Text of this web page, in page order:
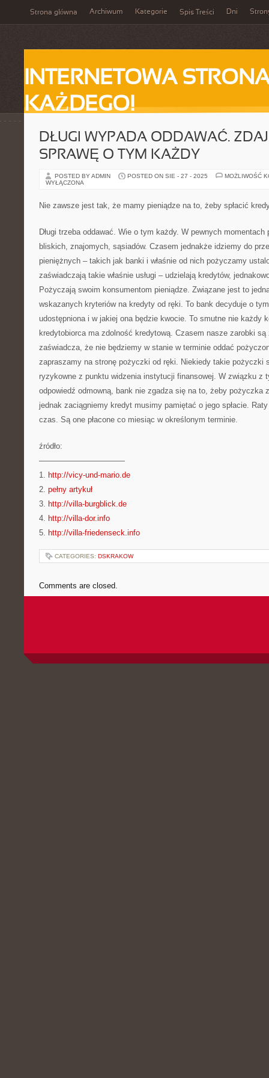
Strona główna Archiwum Kategorie Spis Treści Dni
INTERNETOWA
KAŻDEGO!
DŁUGI WYPADA ODDAWAĆ.
SPRAWĘ O TYM KAŻDY
POSTED BY ADMIN POSTED ON SIE - 27 - 2025
MOŻLIWOŚĆ
WYŁĄCZONA
Nie zawsze jest tak, że mamy pieniądze na to, żeby spłacić
Długi trzeba oddawać. Wie o tym każdy. W pewnych
bliskich, znajomych, sąsiadów. Czasem jednakże idziemy do
pieniężnych – takich jak banki i właśnie od nich pożyczamy
zaświadczają takie właśnie usługi – udzielają kredytów,
Pożyczają swoim konsumentom pieniądze. Związane jest to
wskazanych kryteriów na kredyty od ręki. To bank decyduje o
udostępniona i w jakiej ona będzie kwocie. To smutne nie każdy
kredytobiorca ma zdolność kredytową. Czasem nasze zarobki
zaświadcza, że nie będziemy w stanie w terminie oddać
zapraszamy na stronę pożyczki od ręki. Niekiedy takie pożyczki
ryzykowne z punktu widzenia instytucji finansowej. W związku z
odpowiedź odmowną, bank nie zgadza się na to, żeby pożyczka
jednak zaciągniemy kredyt musimy pamiętać o jego spłacie.
czas. Są one płacone co miesiąc w określonym terminie.
źródło:
———————————
1. http://vicy-und-mario.de
2. pełny artykuł
3. http://villa-burgblick.de
4. http://villa-dor.info
5. http://villa-friedenseck.info
CATEGORIES: DSKRAKOW
Comments are closed.